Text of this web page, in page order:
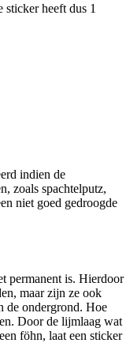
heeft dus 1
indien de
zoals spachtelputz,
niet goed gedroogde
permanent is. Hierdoor
maar zijn ze ook
de ondergrond. Hoe
Door de lijmlaag wat
föhn, laat een sticker